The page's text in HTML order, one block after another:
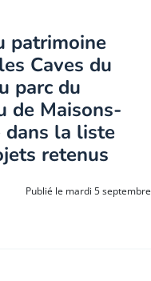
patrimoine
Caves du
parc du
de Maisons-
dans la liste
retenus
Publié le mardi 5 septembre